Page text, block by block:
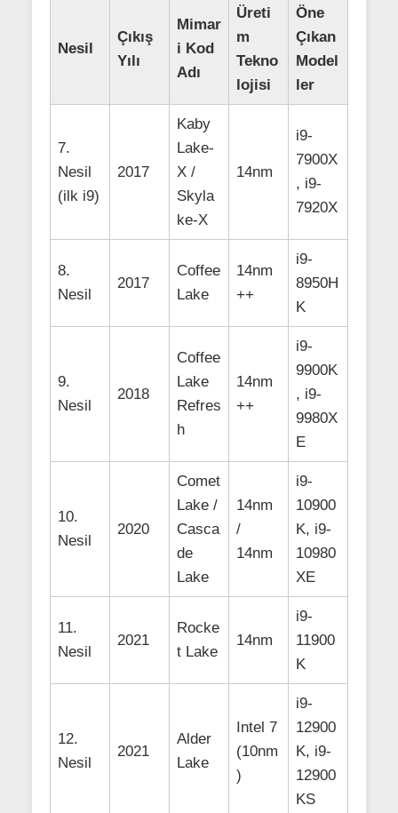
Nesil
Çıkış
Yılı
Mimar
i Kod
Adı
Üreti
m
Tekno
lojisi
Öne
Çıkan
Model
ler
7.
Nesil
(ilk i9)
2017
Kaby
Lake-
X /
Skyla
ke-X
14nm
i9-
7900X
, i9-
7920X
8.
Nesil
2017
Coffee
Lake
14nm
++
i9-
8950H
K
9.
Nesil
2018
Coffee
Lake
Refres
h
14nm
++
i9-
9900K
, i9-
9980X
E
10.
Nesil
2020
Comet
Lake /
Casca
de
Lake
14nm
/
14nm
i9-
10900
K, i9-
10980
XE
11.
Nesil
2021
Rocke
t Lake
14nm
i9-
11900
K
12.
Nesil
2021
Alder
Lake
Intel 7
(10nm
)
i9-
12900
K, i9-
12900
KS